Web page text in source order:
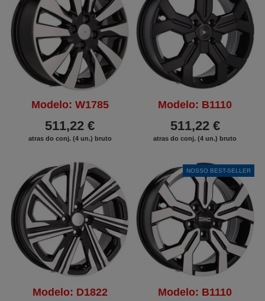
Modelo: W1785
511,22 €
atras do conj. (4 un.) bruto
Modelo: B1110
511,22 €
atras do conj. (4 un.) bruto
Modelo: D1822
NOSSO BEST-SELLER
Modelo: B1110